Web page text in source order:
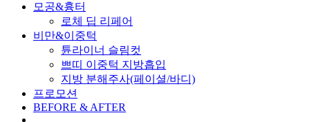
모공&흉터
로체 딥 리페어
비만&이중턱
튠라이너 슬림컷
쁘띠 이중턱 지방흡입
지방 분해주사(페이셜/바디)
프로모션
BEFORE & AFTER